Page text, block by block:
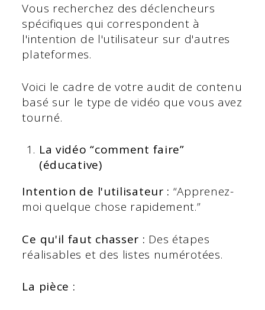
Vous recherchez des déclencheurs
spécifiques qui correspondent à
l'intention de l'utilisateur sur d'autres
plateformes.
Voici le cadre de votre audit de contenu
basé sur le type de vidéo que vous avez
tourné.
La vidéo “comment faire”
(éducative)
Intention de l'utilisateur : “Apprenez-
moi quelque chose rapidement.”
Ce qu'il faut chasser : Des étapes
réalisables et des listes numérotées.
La pièce :